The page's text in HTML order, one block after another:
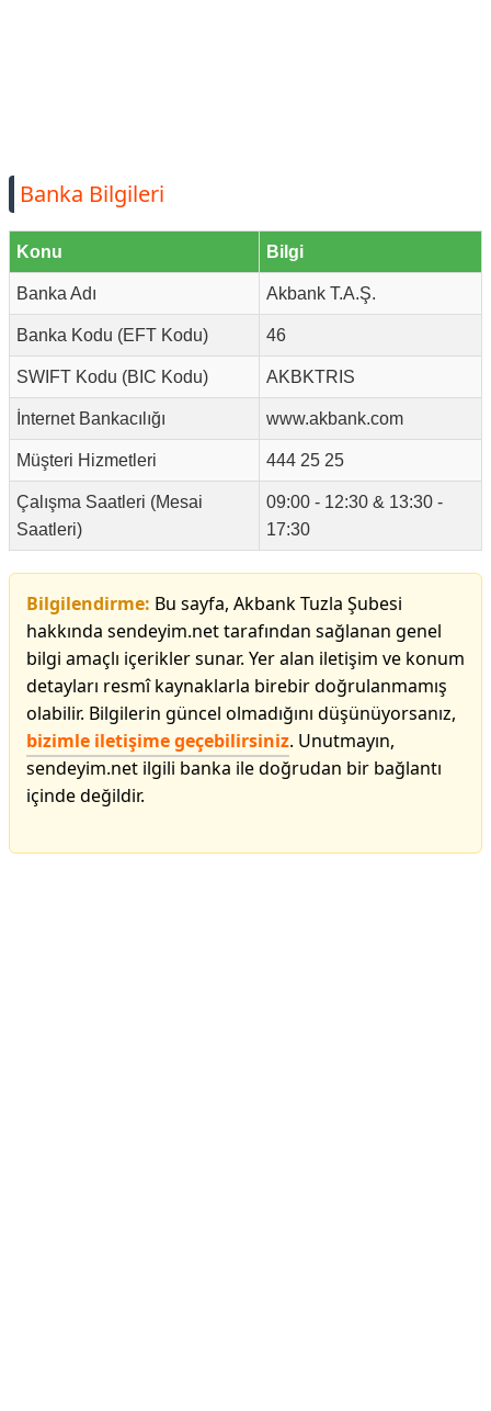
Banka Bilgileri
Konu Bilgi
Banka Adı Akbank T.A.Ş.
Banka Kodu (EFT Kodu) 46
SWIFT Kodu (BIC Kodu) AKBKTRIS
İnternet Bankacılığı www.akbank.com
Müşteri Hizmetleri 444 25 25
Çalışma Saatleri (Mesai
Saatleri)
09:00 - 12:30 & 13:30 -
17:30
Bilgilendirme: Bu sayfa, Akbank Tuzla Şubesi
hakkında sendeyim.net tarafından sağlanan genel
bilgi amaçlı içerikler sunar. Yer alan iletişim ve konum
detayları resmî kaynaklarla birebir doğrulanmamış
olabilir. Bilgilerin güncel olmadığını düşünüyorsanız,
bizimle iletişime geçebilirsiniz. Unutmayın,
sendeyim.net ilgili banka ile doğrudan bir bağlantı
içinde değildir.